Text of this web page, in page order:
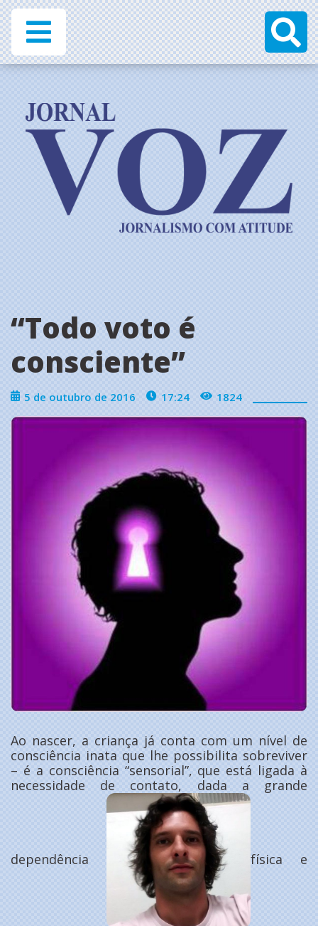
“Todo voto é
consciente”
5 de outubro de 2016 17:24 1824
Ao nascer, a criança já conta com um nível de
consciência inata que lhe possibilita sobreviver
– é a consciência “sensorial”, que está ligada à
necessidade de contato, dada a grande
dependência física e